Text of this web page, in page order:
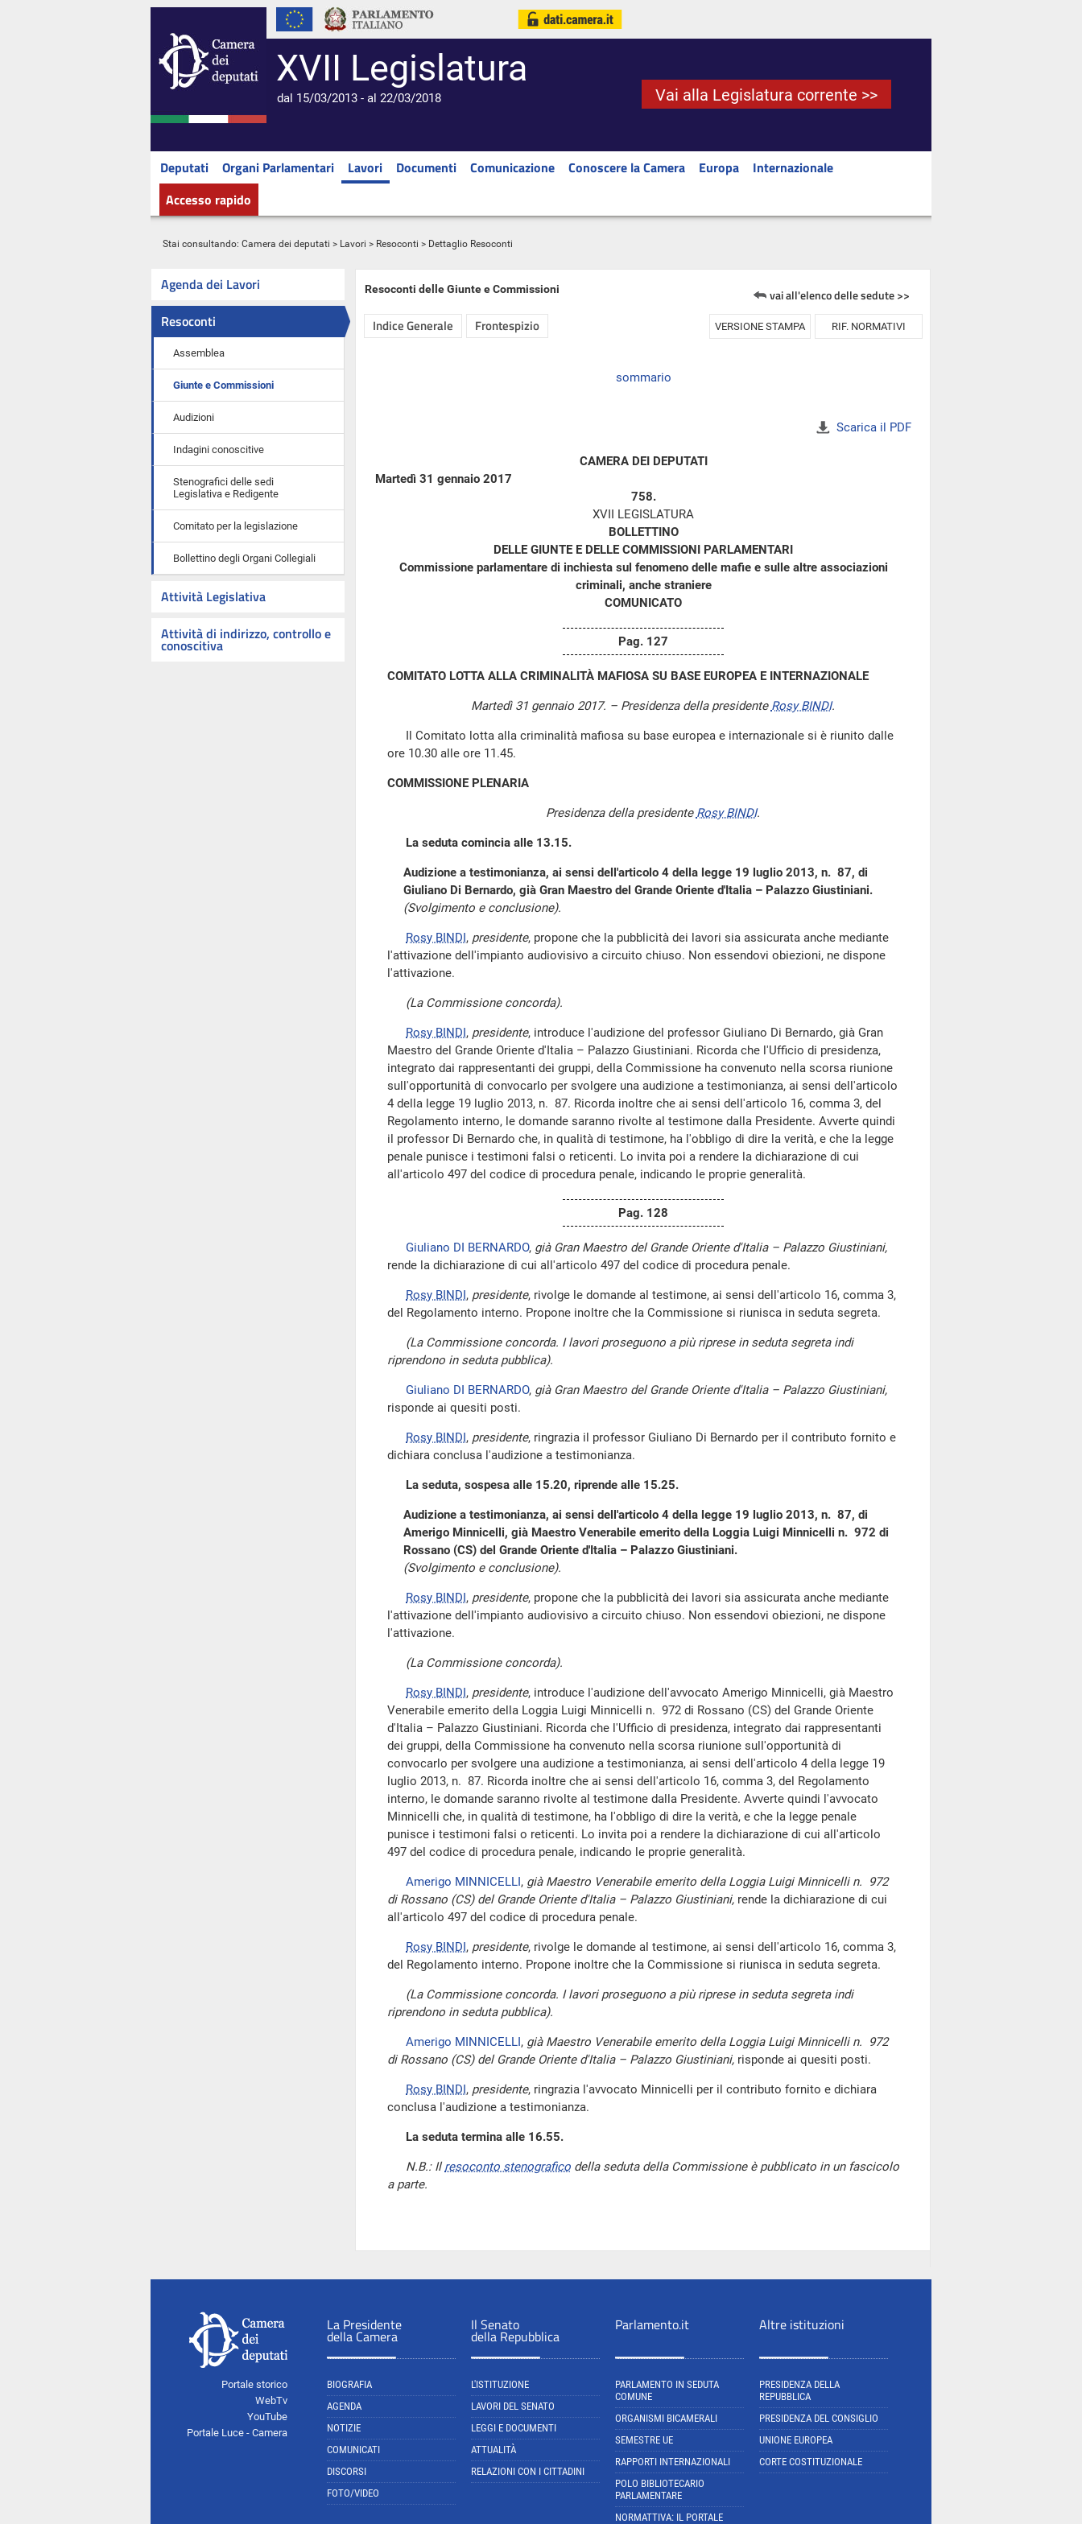
XVII Legislatura
dal 15/03/2013 - al 22/03/2018 Vai alla Legislatura corrente >>
Deputati Organi Parlamentari Lavori Documenti Comunicazione Conoscere la Camera Europa
Internazionale
Accesso rapido
Stai consultando: Camera dei deputati > Lavori > Resoconti > Dettaglio Resoconti
Agenda dei Lavori
Resoconti
Assemblea
Giunte e Commissioni
Audizioni
Indagini conoscitive
Stenografici delle sedi
Legislativa e Redigente
Comitato per la legislazione
Bollettino degli Organi Collegiali
Attività Legislativa
Attività di indirizzo, controllo e
conoscitiva
Resoconti delle Giunte e Commissioni vai all'elenco delle sedute >>
Indice Generale Frontespizio VERSIONE STAMPA RIF. NORMATIVI
sommario
Scarica il PDF
CAMERA DEI DEPUTATI
Martedì 31 gennaio 2017
758.
XVII LEGISLATURA
BOLLETTINO
DELLE GIUNTE E DELLE COMMISSIONI PARLAMENTARI
Commissione parlamentare di inchiesta sul fenomeno delle mafie e sulle altre associazioni
criminali, anche straniere
COMUNICATO
Pag. 127
COMITATO LOTTA ALLA CRIMINALITÀ MAFIOSA SU BASE EUROPEA E INTERNAZIONALE
Martedì 31 gennaio 2017. – Presidenza della presidente Rosy BINDI.
Il Comitato lotta alla criminalità mafiosa su base europea e internazionale si è riunito dalle
ore 10.30 alle ore 11.45.
COMMISSIONE PLENARIA
Presidenza della presidente Rosy BINDI.
La seduta comincia alle 13.15.
Audizione a testimonianza, ai sensi dell'articolo 4 della legge 19 luglio 2013, n. 87, di
Giuliano Di Bernardo, già Gran Maestro del Grande Oriente d'Italia – Palazzo Giustiniani.
(Svolgimento e conclusione).
Rosy BINDI, presidente, propone che la pubblicità dei lavori sia assicurata anche mediante
l'attivazione dell'impianto audiovisivo a circuito chiuso. Non essendovi obiezioni, ne dispone
l'attivazione.
(La Commissione concorda).
Rosy BINDI, presidente, introduce l'audizione del professor Giuliano Di Bernardo, già Gran
Maestro del Grande Oriente d'Italia – Palazzo Giustiniani. Ricorda che l'Ufficio di presidenza,
integrato dai rappresentanti dei gruppi, della Commissione ha convenuto nella scorsa riunione
sull'opportunità di convocarlo per svolgere una audizione a testimonianza, ai sensi dell'articolo
4 della legge 19 luglio 2013, n. 87. Ricorda inoltre che ai sensi dell'articolo 16, comma 3, del
Regolamento interno, le domande saranno rivolte al testimone dalla Presidente. Avverte quindi
il professor Di Bernardo che, in qualità di testimone, ha l'obbligo di dire la verità, e che la legge
penale punisce i testimoni falsi o reticenti. Lo invita poi a rendere la dichiarazione di cui
all'articolo 497 del codice di procedura penale, indicando le proprie generalità.
Pag. 128
Giuliano DI BERNARDO, già Gran Maestro del Grande Oriente d'Italia – Palazzo Giustiniani,
rende la dichiarazione di cui all'articolo 497 del codice di procedura penale.
Rosy BINDI, presidente, rivolge le domande al testimone, ai sensi dell'articolo 16, comma 3,
del Regolamento interno. Propone inoltre che la Commissione si riunisca in seduta segreta.
(La Commissione concorda. I lavori proseguono a più riprese in seduta segreta indi
riprendono in seduta pubblica).
Giuliano DI BERNARDO, già Gran Maestro del Grande Oriente d'Italia – Palazzo Giustiniani,
risponde ai quesiti posti.
Rosy BINDI, presidente, ringrazia il professor Giuliano Di Bernardo per il contributo fornito e
dichiara conclusa l'audizione a testimonianza.
La seduta, sospesa alle 15.20, riprende alle 15.25.
Audizione a testimonianza, ai sensi dell'articolo 4 della legge 19 luglio 2013, n. 87, di
Amerigo Minnicelli, già Maestro Venerabile emerito della Loggia Luigi Minnicelli n. 972 di
Rossano (CS) del Grande Oriente d'Italia – Palazzo Giustiniani.
(Svolgimento e conclusione).
Rosy BINDI, presidente, propone che la pubblicità dei lavori sia assicurata anche mediante
l'attivazione dell'impianto audiovisivo a circuito chiuso. Non essendovi obiezioni, ne dispone
l'attivazione.
(La Commissione concorda).
Rosy BINDI, presidente, introduce l'audizione dell'avvocato Amerigo Minnicelli, già Maestro
Venerabile emerito della Loggia Luigi Minnicelli n. 972 di Rossano (CS) del Grande Oriente
d'Italia – Palazzo Giustiniani. Ricorda che l'Ufficio di presidenza, integrato dai rappresentanti
dei gruppi, della Commissione ha convenuto nella scorsa riunione sull'opportunità di
convocarlo per svolgere una audizione a testimonianza, ai sensi dell'articolo 4 della legge 19
luglio 2013, n. 87. Ricorda inoltre che ai sensi dell'articolo 16, comma 3, del Regolamento
interno, le domande saranno rivolte al testimone dalla Presidente. Avverte quindi l'avvocato
Minnicelli che, in qualità di testimone, ha l'obbligo di dire la verità, e che la legge penale
punisce i testimoni falsi o reticenti. Lo invita poi a rendere la dichiarazione di cui all'articolo
497 del codice di procedura penale, indicando le proprie generalità.
Amerigo MINNICELLI, già Maestro Venerabile emerito della Loggia Luigi Minnicelli n. 972
di Rossano (CS) del Grande Oriente d'Italia – Palazzo Giustiniani, rende la dichiarazione di cui
all'articolo 497 del codice di procedura penale.
Rosy BINDI, presidente, rivolge le domande al testimone, ai sensi dell'articolo 16, comma 3,
del Regolamento interno. Propone inoltre che la Commissione si riunisca in seduta segreta.
(La Commissione concorda. I lavori proseguono a più riprese in seduta segreta indi
riprendono in seduta pubblica).
Amerigo MINNICELLI, già Maestro Venerabile emerito della Loggia Luigi Minnicelli n. 972
di Rossano (CS) del Grande Oriente d'Italia – Palazzo Giustiniani, risponde ai quesiti posti.
Rosy BINDI, presidente, ringrazia l'avvocato Minnicelli per il contributo fornito e dichiara
conclusa l'audizione a testimonianza.
La seduta termina alle 16.55.
N.B.: Ilresoconto stenografico della seduta della Commissione è pubblicato in un fascicolo
a parte.
Portale storico
WebTv
YouTube
Portale Luce - Camera
La Presidente
della Camera
BIOGRAFIA
AGENDA
NOTIZIE
COMUNICATI
DISCORSI
FOTO/VIDEO
Il Senato
della Repubblica
L'ISTITUZIONE
LAVORI DEL SENATO
LEGGI E DOCUMENTI
ATTUALITÀ
RELAZIONI CON I CITTADINI
Parlamento.it
PARLAMENTO IN SEDUTA
COMUNE
ORGANISMI BICAMERALI
SEMESTRE UE
RAPPORTI INTERNAZIONALI
POLO BIBLIOTECARIO
PARLAMENTARE
NORMATTIVA: IL PORTALE
Altre istituzioni
PRESIDENZA DELLA
REPUBBLICA
PRESIDENZA DEL CONSIGLIO
UNIONE EUROPEA
CORTE COSTITUZIONALE